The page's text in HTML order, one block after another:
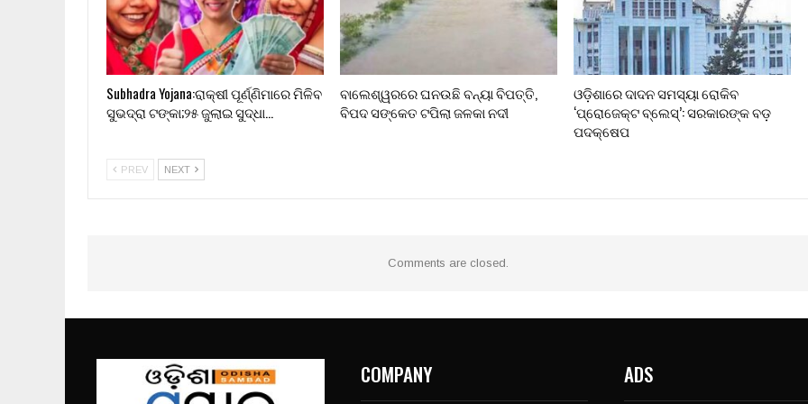
Subhadra Yojana:ରାକ୍ଷୀ ପୂର୍ଣ୍ଣିମାରେ ମିଳିବ
ସୁଭଦ୍ରା ଟଙ୍କା;୨୫ ଜୁଲାଇ ସୁଦ୍ଧା…
ବାଲେଶ୍ୱରରେ ଘନଉଛି ବନ୍ୟା ବିପତ୍ତି,
ବିପଦ ସଙ୍କେତ ଟପିଲା ଜଳକା ନଦୀ
ଓଡ଼ିଶାରେ ଦାଦନ ସମସ୍ୟା ରୋକିବ
‘ପ୍ରୋଜେକ୍ଟ ବ୍ଲେସ୍’: ସରକାରଙ୍କ ବଡ଼
ପଦକ୍ଷେପ
PREV NEXT
Comments are closed.
COMPANY ADS